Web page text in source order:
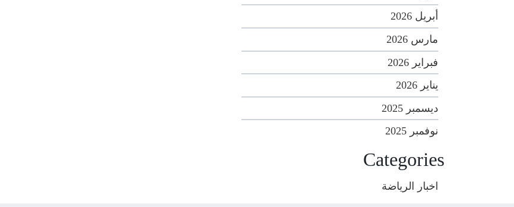
أبريل 2026
مارس 2026
فبراير 2026
يناير 2026
ديسمبر 2025
نوفمبر 2025
Categories
اخبار الرياضة